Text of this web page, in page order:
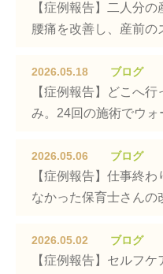
【症例報告】二人分
腰痛を改善し、産前の
2026.05.18 ブログ
【症例報告】どこへ
み。24回の施術でウォ
2026.05.06 ブログ
【症例報告】仕事終
なかった保育士さんの
2026.05.02 ブログ
【症例報告】セルフ